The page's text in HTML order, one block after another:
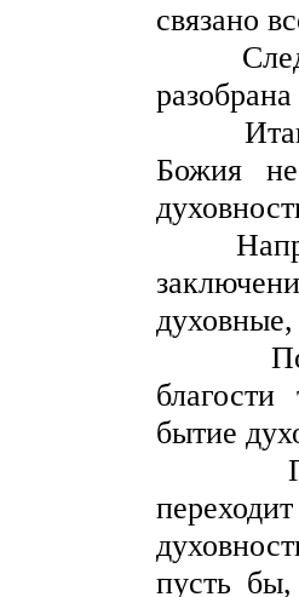
связано
Итак,
Божия не
бытие
пусть